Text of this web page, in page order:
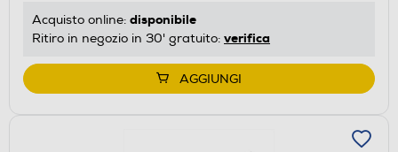
Acquisto online: disponibile
Ritiro in negozio in 30' gratuito: verifica
AGGIUNGI